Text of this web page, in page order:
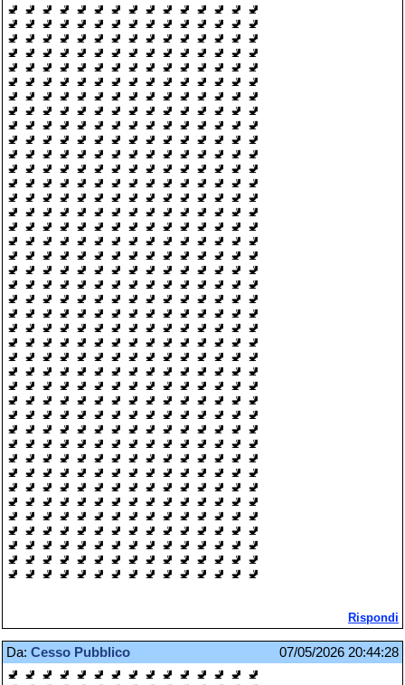
🚽 🚽 🚽 🚽 🚽 🚽 🚽 🚽 🚽 🚽 🚽 🚽 🚽 🚽 🚽
🚽 🚽 🚽 🚽 🚽 🚽 🚽 🚽 🚽 🚽 🚽 🚽 🚽 🚽 🚽
🚽 🚽 🚽 🚽 🚽 🚽 🚽 🚽 🚽 🚽 🚽 🚽 🚽 🚽 🚽
🚽 🚽 🚽 🚽 🚽 🚽 🚽 🚽 🚽 🚽 🚽 🚽 🚽 🚽 🚽
🚽 🚽 🚽 🚽 🚽 🚽 🚽 🚽 🚽 🚽 🚽 🚽 🚽 🚽 🚽
🚽 🚽 🚽 🚽 🚽 🚽 🚽 🚽 🚽 🚽 🚽 🚽 🚽 🚽 🚽
🚽 🚽 🚽 🚽 🚽 🚽 🚽 🚽 🚽 🚽 🚽 🚽 🚽 🚽 🚽
🚽 🚽 🚽 🚽 🚽 🚽 🚽 🚽 🚽 🚽 🚽 🚽 🚽 🚽 🚽
🚽 🚽 🚽 🚽 🚽 🚽 🚽 🚽 🚽 🚽 🚽 🚽 🚽 🚽 🚽
🚽 🚽 🚽 🚽 🚽 🚽 🚽 🚽 🚽 🚽 🚽 🚽 🚽 🚽 🚽
🚽 🚽 🚽 🚽 🚽 🚽 🚽 🚽 🚽 🚽 🚽 🚽 🚽 🚽 🚽
🚽 🚽 🚽 🚽 🚽 🚽 🚽 🚽 🚽 🚽 🚽 🚽 🚽 🚽 🚽
🚽 🚽 🚽 🚽 🚽 🚽 🚽 🚽 🚽 🚽 🚽 🚽 🚽 🚽 🚽
🚽 🚽 🚽 🚽 🚽 🚽 🚽 🚽 🚽 🚽 🚽 🚽 🚽 🚽 🚽
🚽 🚽 🚽 🚽 🚽 🚽 🚽 🚽 🚽 🚽 🚽 🚽 🚽 🚽 🚽
🚽 🚽 🚽 🚽 🚽 🚽 🚽 🚽 🚽 🚽 🚽 🚽 🚽 🚽 🚽
🚽 🚽 🚽 🚽 🚽 🚽 🚽 🚽 🚽 🚽 🚽 🚽 🚽 🚽 🚽
🚽 🚽 🚽 🚽 🚽 🚽 🚽 🚽 🚽 🚽 🚽 🚽 🚽 🚽 🚽
🚽 🚽 🚽 🚽 🚽 🚽 🚽 🚽 🚽 🚽 🚽 🚽 🚽 🚽 🚽
🚽 🚽 🚽 🚽 🚽 🚽 🚽 🚽 🚽 🚽 🚽 🚽 🚽 🚽 🚽
🚽 🚽 🚽 🚽 🚽 🚽 🚽 🚽 🚽 🚽 🚽 🚽 🚽 🚽 🚽
🚽 🚽 🚽 🚽 🚽 🚽 🚽 🚽 🚽 🚽 🚽 🚽 🚽 🚽 🚽
🚽 🚽 🚽 🚽 🚽 🚽 🚽 🚽 🚽 🚽 🚽 🚽 🚽 🚽 🚽
🚽 🚽 🚽 🚽 🚽 🚽 🚽 🚽 🚽 🚽 🚽 🚽 🚽 🚽 🚽
🚽 🚽 🚽 🚽 🚽 🚽 🚽 🚽 🚽 🚽 🚽 🚽 🚽 🚽 🚽
🚽 🚽 🚽 🚽 🚽 🚽 🚽 🚽 🚽 🚽 🚽 🚽 🚽 🚽 🚽
🚽 🚽 🚽 🚽 🚽 🚽 🚽 🚽 🚽 🚽 🚽 🚽 🚽 🚽 🚽
🚽 🚽 🚽 🚽 🚽 🚽 🚽 🚽 🚽 🚽 🚽 🚽 🚽 🚽 🚽
🚽 🚽 🚽 🚽 🚽 🚽 🚽 🚽 🚽 🚽 🚽 🚽 🚽 🚽 🚽
🚽 🚽 🚽 🚽 🚽 🚽 🚽 🚽 🚽 🚽 🚽 🚽 🚽 🚽 🚽
🚽 🚽 🚽 🚽 🚽 🚽 🚽 🚽 🚽 🚽 🚽 🚽 🚽 🚽 🚽
🚽 🚽 🚽 🚽 🚽 🚽 🚽 🚽 🚽 🚽 🚽 🚽 🚽 🚽 🚽
🚽 🚽 🚽 🚽 🚽 🚽 🚽 🚽 🚽 🚽 🚽 🚽 🚽 🚽 🚽
🚽 🚽 🚽 🚽 🚽 🚽 🚽 🚽 🚽 🚽 🚽 🚽 🚽 🚽 🚽
🚽 🚽 🚽 🚽 🚽 🚽 🚽 🚽 🚽 🚽 🚽 🚽 🚽 🚽 🚽
🚽 🚽 🚽 🚽 🚽 🚽 🚽 🚽 🚽 🚽 🚽 🚽 🚽 🚽 🚽
🚽 🚽 🚽 🚽 🚽 🚽 🚽 🚽 🚽 🚽 🚽 🚽 🚽 🚽 🚽
🚽 🚽 🚽 🚽 🚽 🚽 🚽 🚽 🚽 🚽 🚽 🚽 🚽 🚽 🚽
🚽 🚽 🚽 🚽 🚽 🚽 🚽 🚽 🚽 🚽 🚽 🚽 🚽 🚽 🚽
🚽 🚽 🚽 🚽 🚽 🚽 🚽 🚽 🚽 🚽 🚽 🚽 🚽 🚽 🚽
Rispondi
Da: Cesso Pubblico
07/05/2026 20:44:28
🚽 🚽 🚽 🚽 🚽 🚽 🚽 🚽 🚽 🚽 🚽 🚽 🚽 🚽 🚽